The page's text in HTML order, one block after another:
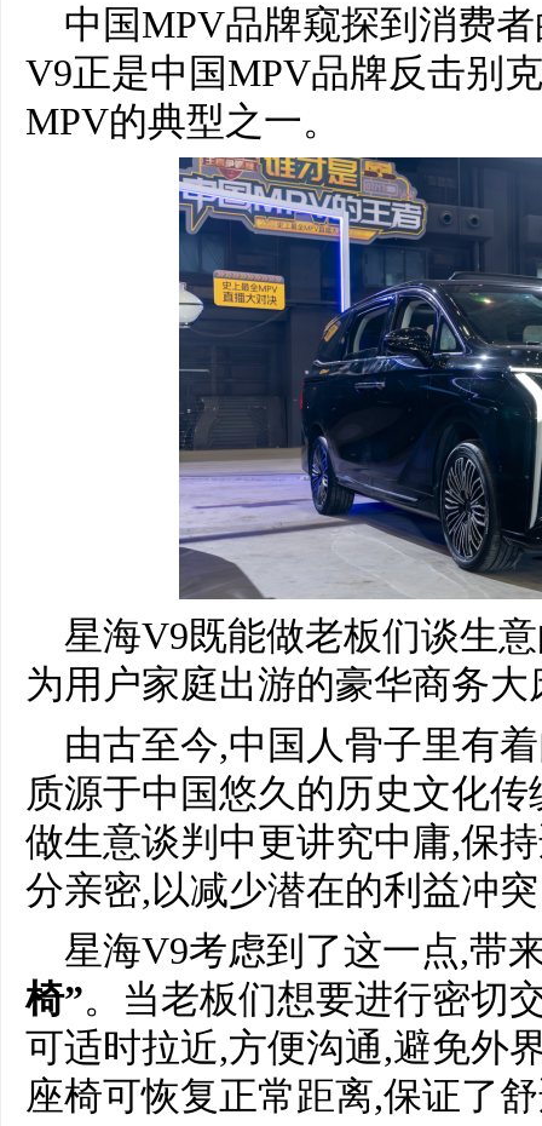
中国MPV品牌窥探到消费
V9正是中国MPV品牌反击别
MPV的典型之一。
星海V9既能做老板们谈生
为用户家庭出游的豪华商务大
由古至今,中国人骨子里有
质源于中国悠久的历史文化
做生意谈判中更讲究中庸,保
分亲密,以减少潜在的利益冲
星海V9考虑到了这一点,带
椅”。当老板们想要进行密切
可适时拉近,方便沟通,避免外
座椅可恢复正常距离,保证了